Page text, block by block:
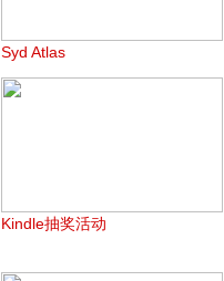
Syd Atlas
Kindle抽奖活动